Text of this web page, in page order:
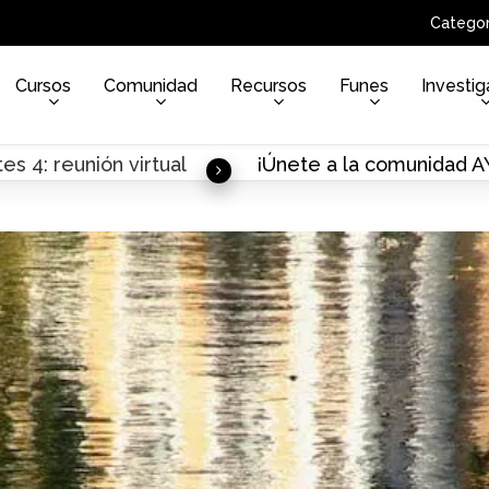
Cursos Comunidad Recursos Funes
4: reunión virtual ¡Únete a la comunidad